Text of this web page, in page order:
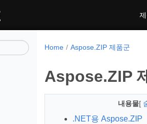
Home Aspose.ZIP 제품군
Aspose.ZIP
내용물[
.NET용 Aspose.ZIP